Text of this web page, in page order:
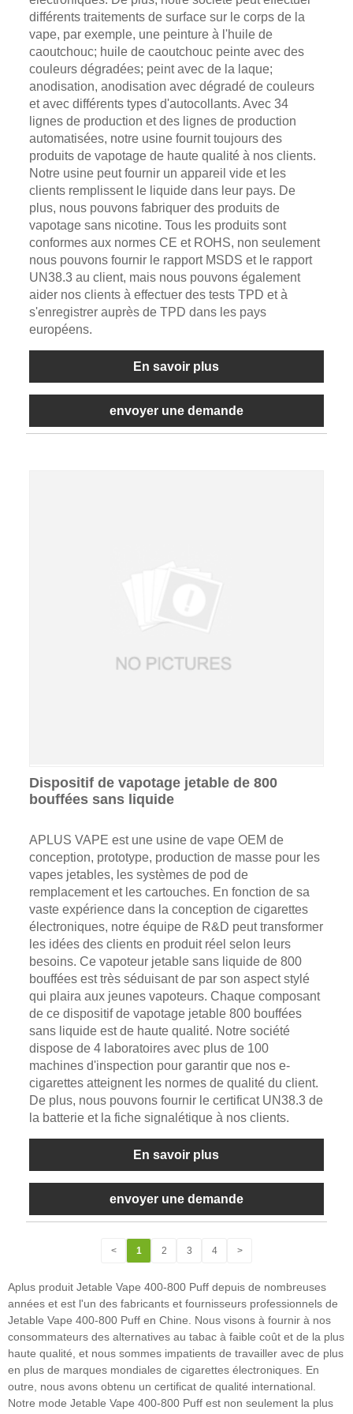
différents traitements de surface sur le corps de la
vape, par exemple, une peinture à l'huile de
caoutchouc; huile de caoutchouc peinte avec des
couleurs dégradées; peint avec de la laque;
anodisation, anodisation avec dégradé de couleurs
et avec différents types d'autocollants. Avec 34
lignes de production et des lignes de production
automatisées, notre usine fournit toujours des
produits de vapotage de haute qualité à nos clients.
Notre usine peut fournir un appareil vide et les
clients remplissent le liquide dans leur pays. De
plus, nous pouvons fabriquer des produits de
vapotage sans nicotine. Tous les produits sont
conformes aux normes CE et ROHS, non seulement
nous pouvons fournir le rapport MSDS et le rapport
UN38.3 au client, mais nous pouvons également
aider nos clients à effectuer des tests TPD et à
s'enregistrer auprès de TPD dans les pays
européens.
En savoir plus
envoyer une demande
Dispositif de vapotage jetable de 800
bouffées sans liquide
APLUS VAPE est une usine de vape OEM de
conception, prototype, production de masse pour les
vapes jetables, les systèmes de pod de
remplacement et les cartouches. En fonction de sa
vaste expérience dans la conception de cigarettes
électroniques, notre équipe de R&D peut transformer
les idées des clients en produit réel selon leurs
besoins. Ce vapoteur jetable sans liquide de 800
bouffées est très séduisant de par son aspect stylé
qui plaira aux jeunes vapoteurs. Chaque composant
de ce dispositif de vapotage jetable 800 bouffées
sans liquide est de haute qualité. Notre société
dispose de 4 laboratoires avec plus de 100
machines d'inspection pour garantir que nos e-
cigarettes atteignent les normes de qualité du client.
De plus, nous pouvons fournir le certificat UN38.3 de
la batterie et la fiche signalétique à nos clients.
En savoir plus
envoyer une demande
< 1 2 3 4 >
Aplus produit Jetable Vape 400-800 Puff depuis de nombreuses
années et est l'un des fabricants et fournisseurs professionnels de
Jetable Vape 400-800 Puff en Chine. Nous visons à fournir à nos
consommateurs des alternatives au tabac à faible coût et de la plus
haute qualité, et nous sommes impatients de travailler avec de plus
en plus de marques mondiales de cigarettes électroniques. En
outre, nous avons obtenu un certificat de qualité international.
Notre mode Jetable Vape 400-800 Puff est non seulement la plus